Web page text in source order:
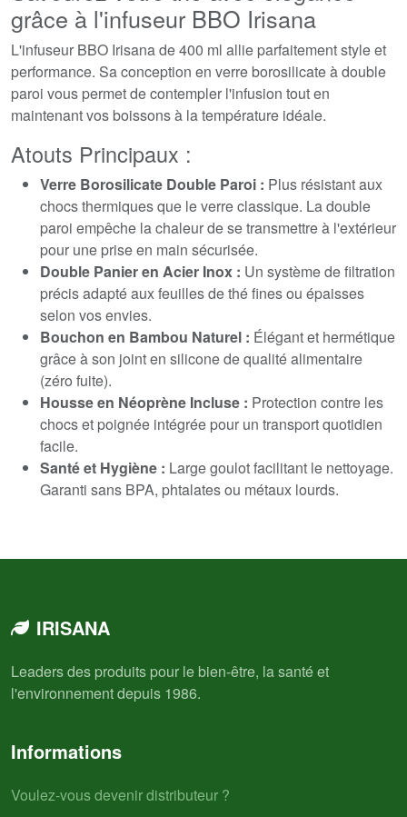
grâce à l'infuseur BBO Irisana
L'infuseur BBO Irisana de 400 ml allie parfaitement style et
performance. Sa conception en verre borosilicate à double
paroi vous permet de contempler l'infusion tout en
maintenant vos boissons à la température idéale.
Atouts Principaux :
Verre Borosilicate Double Paroi : Plus résistant aux
chocs thermiques que le verre classique. La double
paroi empêche la chaleur de se transmettre à l'extérieur
pour une prise en main sécurisée.
Double Panier en Acier Inox : Un système de filtration
précis adapté aux feuilles de thé fines ou épaisses
selon vos envies.
Bouchon en Bambou Naturel : Élégant et hermétique
grâce à son joint en silicone de qualité alimentaire
(zéro fuite).
Housse en Néoprène Incluse : Protection contre les
chocs et poignée intégrée pour un transport quotidien
facile.
Santé et Hygiène : Large goulot facilitant le nettoyage.
Garanti sans BPA, phtalates ou métaux lourds.
IRISANA
Leaders des produits pour le bien-être, la santé et
l'environnement depuis 1986.
Informations
Voulez-vous devenir distributeur ?